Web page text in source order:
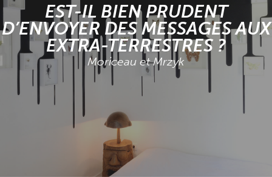
EST-IL BIEN PRUDENT
D’ENVOYER DES MESSAGES AUX
EXTRA-TERRESTRES ?
Moriceau et Mrzyk